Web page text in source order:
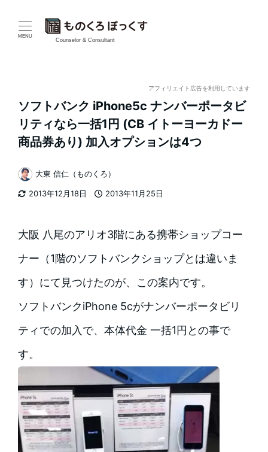
MENU
Counselor & Consultant
アフィリエイト広告を利用しています
ソフトバンク iPhone5c ナンバーポータビ
リティなら一括1円 (CB イトーヨーカドー
商品券あり) 加入オプションは4つ
2013年12月18日
2013年11月25日
著
者
大東 信仁（ものくろ）
大阪 八尾のアリオ3階にある携帯ショップコー
ナー（1階のソフトバンクショップとは違いま
す）にて見つけたのが、この案内です。
ソフトバンクiPhone 5cがナンバーポータビリ
ティでの加入で、本体代金 一括1円との事で
す。